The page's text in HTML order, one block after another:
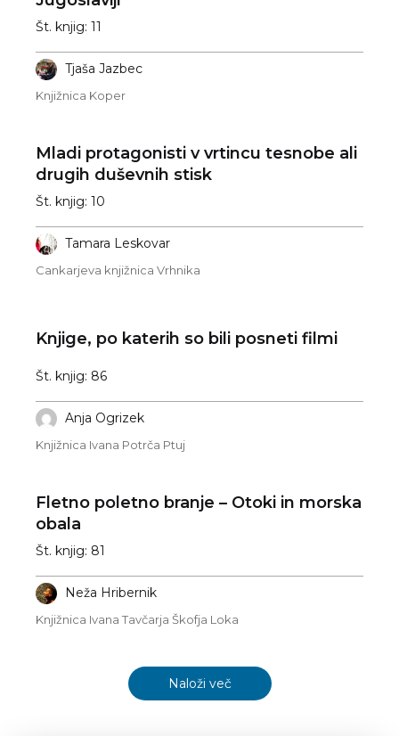
Št. knjig: 11
Tjaša Jazbec
Knjižnica Koper
Mladi protagonisti v vrtincu tesnobe ali
drugih duševnih stisk
Št. knjig: 10
Tamara Leskovar
Cankarjeva knjižnica Vrhnika
Knjige, po katerih so bili posneti filmi
Št. knjig: 86
Anja Ogrizek
Knjižnica Ivana Potrča Ptuj
Fletno poletno branje – Otoki in morska
obala
Št. knjig: 81
Neža Hribernik
Knjižnica Ivana Tavčarja Škofja Loka
Naloži več